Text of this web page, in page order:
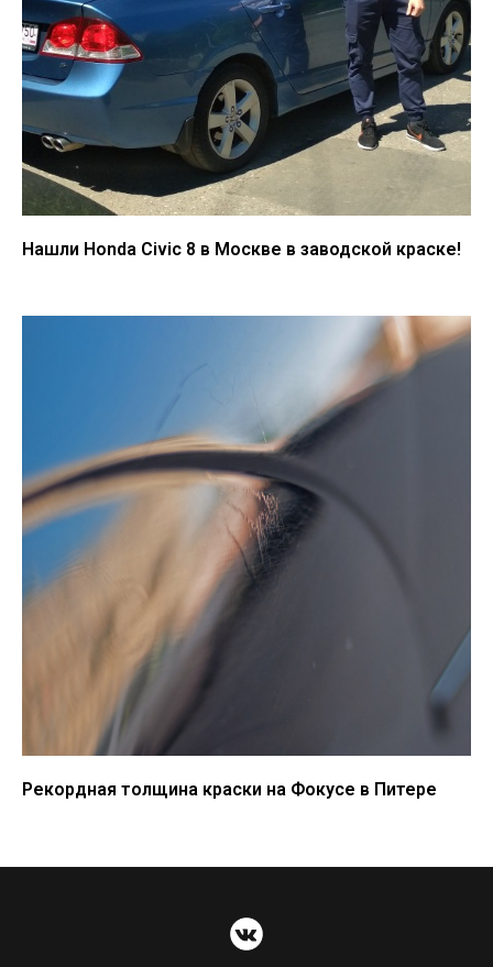
Нашли Honda Civic 8 в Москве в заводской краске!
Рекордная толщина краски на Фокусе в Питере